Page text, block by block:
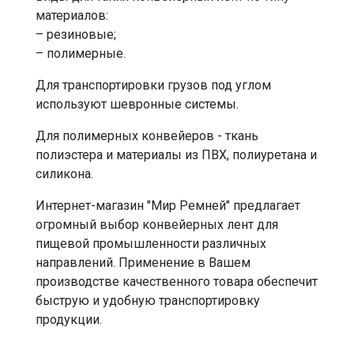
материалов:
– резиновые;
– полимерные.
Для транспортировки грузов под углом
используют шевронные системы.
Для полимерных конвейеров - ткань
полиэстера и материалы из ПВХ, полиуретана и
силикона.
Интернет-магазин "Мир Ремней" предлагает
огромный выбор конвейерных лент для
пищевой промышленности различных
направлений. Применение в Вашем
производстве качественного товара обеспечит
быструю и удобную транспортировку
продукции.